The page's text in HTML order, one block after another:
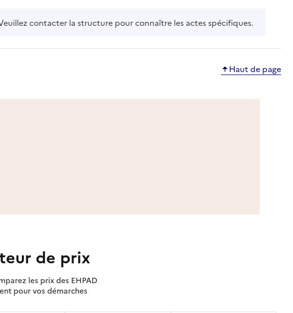
contacter la structure pour connaître les actes spécifiques.
Haut de page
de prix
les prix des EHPAD
pour vos démarches